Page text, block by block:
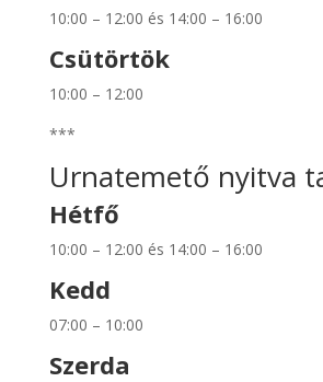
10:00 – 12:00 és 14:00 – 16:00
Csütörtök
10:00 – 12:00
***
Urnatemető nyitva
Hétfő
10:00 – 12:00 és 14:00 – 16:00
Kedd
07:00 – 10:00
Szerda